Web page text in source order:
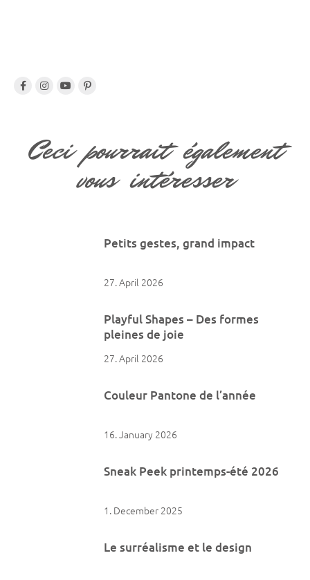
Ceci pourrait également
vous intéresser
Petits gestes, grand impact
27. April 2026
Playful Shapes – Des formes
pleines de joie
27. April 2026
Couleur Pantone de l’année
16. January 2026
Sneak Peek printemps-été 2026
1. December 2025
Le surréalisme et le design